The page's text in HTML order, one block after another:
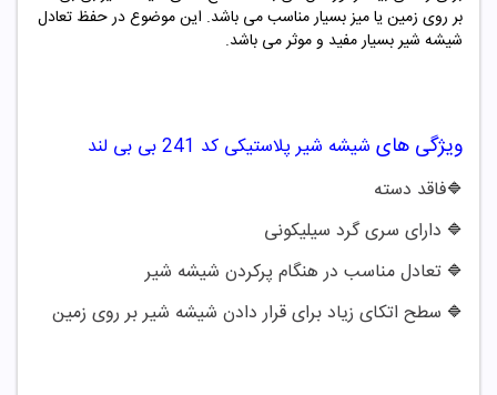
بر روی زمین یا میز بسیار مناسب می باشد. این موضوع در حفظ تعادل
شیشه شیر بسیار مفید و موثر می باشد.
ویژگی های شیشه شیر پلاستیکی کد 241بی بی لند
🔷فاقد دسته
🔷 دارای سری گرد سیلیکونی
🔷 تعادل مناسب در هنگام پرکردن شیشه شیر
🔷 سطح اتکای زیاد برای قرار دادن شیشه شیر بر روی زمین